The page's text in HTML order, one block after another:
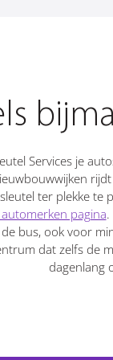
Services je
ter plekke te
pagina
bus, ook voor
dat zelfs de
dagenlang